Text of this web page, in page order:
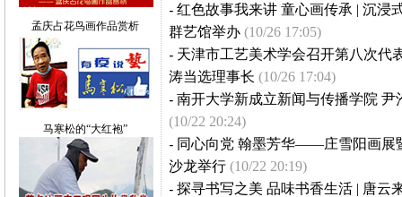
孟庆占花鸟画作品赏析
马寒松的“大红袍”
-红色故事我来讲 童心画传承 | 沉浸
群艺馆举办 (10/26 17:05)
- 天津市工艺美术学会召开第八次代
涛当选理事长 (10/26 17:04)
-南开大学新成立新闻与传播学院
(10/22 20:24)
- 同心向党 翰墨芳华——庄雪阳画展
沙龙举行 (10/22 20:19)
-探寻书写之美 品味书香生活 | 唐云